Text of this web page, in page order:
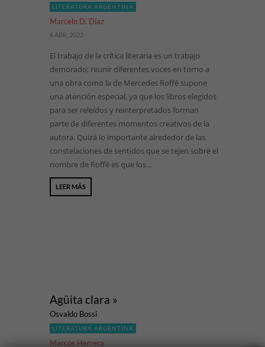
LITERATURA ARGENTINA
Marcelo D. Díaz
6 ABR, 2023
El trabajo de la crítica literaria es un trabajo
demorado; reunir diferentes voces en torno a
una obra como la de Mercedes Roffé supone
una atención especial, ya que los libros elegidos
para ser releídos y reinterpretados forman
parte de diferentes momentos creativos de la
autora. Quizá lo importante alrededor de las
constelaciones de sentidos que se tejen sobre el
nombre de Roffé es que los...
LEER MÁS
Agüita clara »
Osvaldo Bossi
LITERATURA ARGENTINA
Marcos Herrera